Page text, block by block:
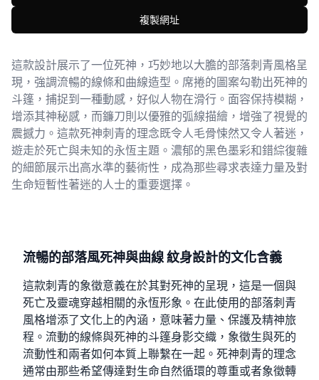
複製網址
這款設計展示了一位死神，巧妙地以大膽的部落刺青風格呈
現，強調流暢的線條和曲線造型。席捲的圖案勾勒出死神的
斗篷，捕捉到一種動感，好似人物在滑行。面容保持模糊，
增添其神秘感，而鐮刀則以優雅的弧線描繪，增強了視覺的
震撼力。這款死神刺青的理念既令人毛骨悚然又令人著迷，
遊走於死亡與未知的永恆主題。濃郁的黑色墨彩和錯綜復雜
的細節展示出高水準的藝術性，成為那些尋求表達力量及對
生命短暫性著迷的人士的重要選擇。
流暢的部落風死神與曲線 紋身設計的文化含義
這款刺青的象徵意義在於其對死神的呈現，這是一個與
死亡及靈魂穿越相關的永恆形象。在此使用的部落刺青
風格增添了文化上的內涵，意味著力量、保護及精神旅
程。流動的線條與死神的斗篷身影交織，象徵生與死的
流動性和兩者如何本質上聯繫在一起。死神刺青的理念
通常由那些希望傳達對生命自然循環的尊重或者象徵轉